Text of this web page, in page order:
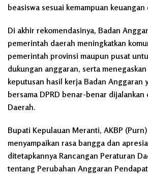
beasiswa sesuai kemampuan keuangan
Di akhir rekomendasinya, Badan
pemerintah daerah meningkatkan
pemerintah provinsi maupun pusat
dukungan anggaran, serta
keputusan hasil kerja Badan Anggaran
bersama DPRD benar-benar
Daerah.
Bupati Kepulauan Meranti, AKBP (Purn)
menyampaikan rasa bangga dan
ditetapkannya Rancangan Peraturan
tentang Perubahan Anggaran